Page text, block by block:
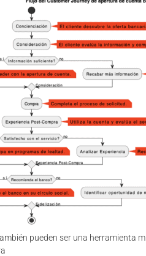
pueden ser una herramienta